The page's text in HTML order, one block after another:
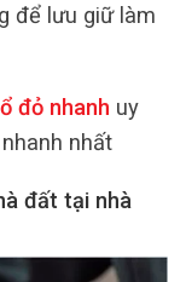
để lưu giữ làm
đỏ nhanh uy
nhất
đất tại nhà